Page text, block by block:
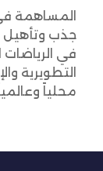
المساهمة
جذب وتأهيل
في
التطويرية
محلياً